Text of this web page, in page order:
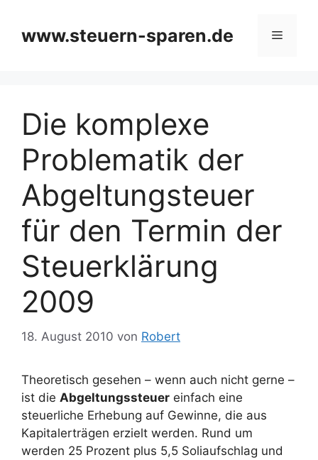
springen
www.steuern-sparen.de Menü
Die komplexe
Problematik der
Abgeltungsteuer
für den Termin der
Steuerklärung
2009
18. August 2010 von Robert
Theoretisch gesehen – wenn auch nicht gerne –
ist die Abgeltungssteuer einfach eine
steuerliche Erhebung auf Gewinne, die aus
Kapitalerträgen erzielt werden. Rund um
werden 25 Prozent plus 5,5 Soliaufschlag und